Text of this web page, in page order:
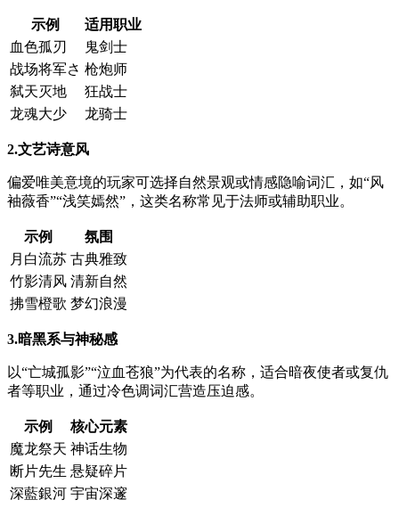
示例
适用职业
血色孤刃
鬼剑士
战场将军さ 枪炮师
弑天灭地
狂战士
龙魂大少
龙骑士
2.文艺诗意风
偏爱唯美意境的玩家可选择自然景观或情感隐喻词汇，如“风
袖薇香”“浅笑嫣然”，这类名称常见于法师或辅助职业。
示例
氛围
月白流苏 古典雅致
竹影清风 清新自然
拂雪橙歌 梦幻浪漫
3.暗黑系与神秘感
以“亡城孤影”“泣血苍狼”为代表的名称，适合暗夜使者或复仇
者等职业，通过冷色调词汇营造压迫感。
示例
核心元素
魔龙祭天 神话生物
断片先生 悬疑碎片
深藍銀河 宇宙深邃